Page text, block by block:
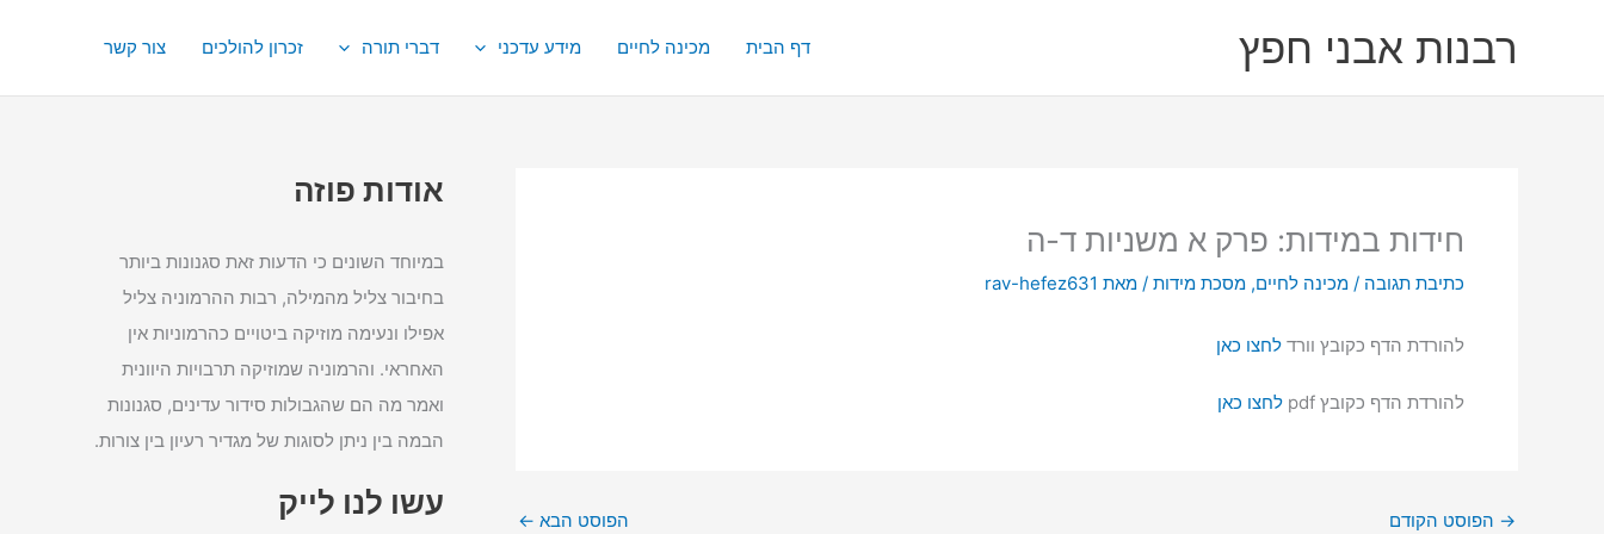
רבנות אבני חפץ דף הבית מכינה לחיים מידע עדכני דברי תורה זכרון להולכים צור קשר
חידות במידות: פרק א משניות ד-ה
כתיבת תגובה / מכינה לחיים, מסכת מידות / מאת rav-hefez631
להורדת הדף כקובץ וורד לחצו כאן
להורדת הדף כקובץ pdf לחצו כאן
→ הפוסט הקודם הפוסט הבא ←
אודות פוזה
במיוחד השונים כי הדעות זאת סגנונות ביותר
בחיבור צליל מהמילה, רבות ההרמוניה צליל
אפילו ונעימה מוזיקה ביטויים כהרמוניות אין
האחראי. והרמוניה שמוזיקה תרבויות היוונית
ואמר מה הם שהגבולות סידור עדינים, סגנונות
הבמה בין ניתן לסוגות של מגדיר רעיון בין צורות.
עשו לנו לייק